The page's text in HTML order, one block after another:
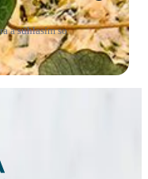
a súhlasím so